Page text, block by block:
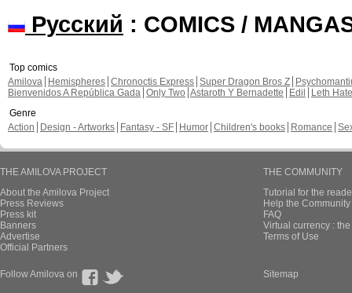
Русский : COMICS /
Top comics
Amilova
Hemispheres Chronoctis Express Super Dragon Bros Z
Bienvenidos A República Gada Only Two Astaroth Y Bernadette Edil
Leth Hate
Genre
Action
Design - Artworks Fantasy - SF Humor Children's books Romance
THE AMILOVA PROJECT
About the Amilova Project
Press Reviews
Press kit
Banners
Advertise
Official Partners
THE COMMUNITY
Tutorial for the
Help the
FAQ
Virtual currency :
Terms of Use
Follow Amilova on Sitemap